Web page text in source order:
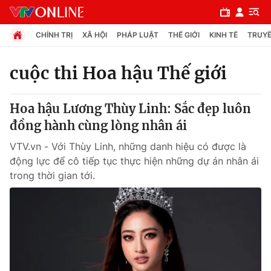
Chuyên mục
Chính trị
Xã hội
Pháp luật
CHÍNH TRỊ XÃ HỘI PHÁP LUẬT THẾ GIỚI KINH TẾ
cuộc thi Hoa hậu Thế giới
Hoa hậu Lương Thùy Linh: Sắc đẹp luôn
đồng hành cùng lòng nhân ái
VTV.vn - Với Thùy Linh, những danh hiệu có được là
động lực để cô tiếp tục thực hiện những dự án nhân ái
trong thời gian tới.